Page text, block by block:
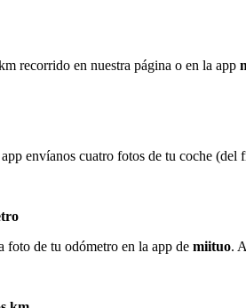
recorrido en nuestra página o en la app
envíanos cuatro fotos de tu coche
foto de tu odómetro en la app de miituo.